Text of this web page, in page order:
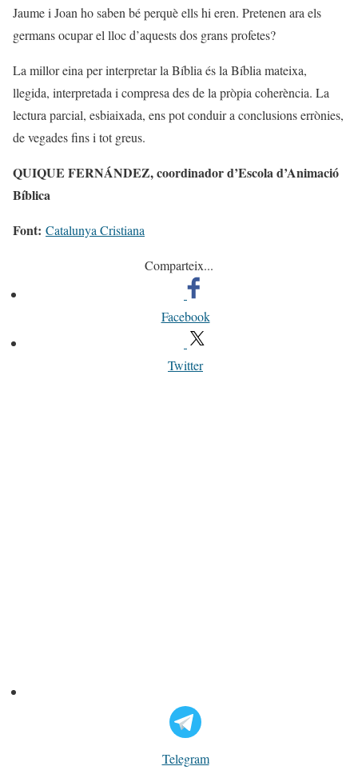
Jaume i Joan ho saben bé perquè ells hi eren. Pretenen ara els
germans ocupar el lloc d’aquests dos grans profetes?
La millor eina per interpretar la Bíblia és la Bíblia mateixa,
llegida, interpretada i compresa des de la pròpia coherència. La
lectura parcial, esbiaixada, ens pot conduir a conclusions errònies,
de vegades fins i tot greus.
QUIQUE FERNÁNDEZ, coordinador d’Escola d’Animació
Bíblica
Font: Catalunya Cristiana
Comparteix...
Facebook
Twitter
Telegram